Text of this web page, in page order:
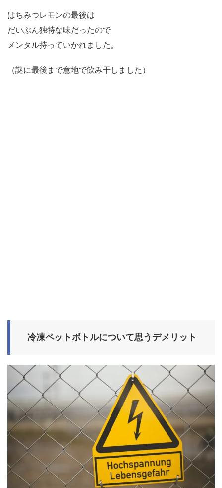
はちみつレモンの最後は
だいぶん独特な味だったので
メンタル持っていかれました。
（謎に最後まで意地で飲み干しました）
冷凍ペットボトルについて思うデメリット